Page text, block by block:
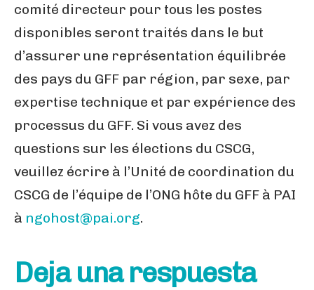
comité directeur pour tous les postes
disponibles seront traités dans le but
d’assurer une représentation équilibrée
des pays du GFF par région, par sexe, par
expertise technique et par expérience des
processus du GFF. Si vous avez des
questions sur les élections du CSCG,
veuillez écrire à l’Unité de coordination du
CSCG de l’équipe de l’ONG hôte du GFF à PAI
à ngohost@pai.org.
Deja una respuesta